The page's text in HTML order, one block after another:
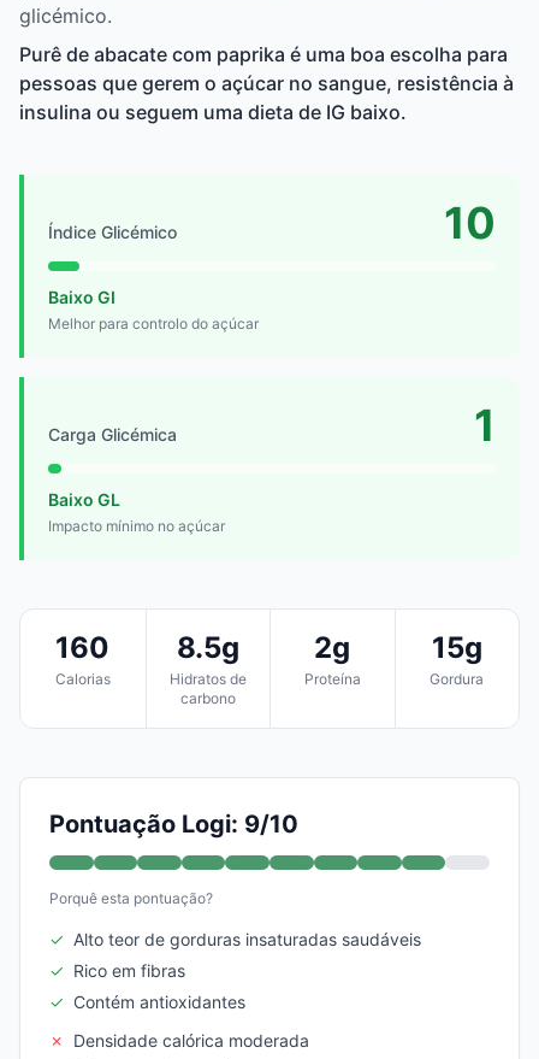
glicémico.
Purê de abacate com paprika é uma boa escolha para
pessoas que gerem o açúcar no sangue, resistência à
insulina ou seguem uma dieta de IG baixo.
Índice Glicémico 10
Baixo GI
Melhor para controlo do açúcar
Carga Glicémica 1
Baixo GL
Impacto mínimo no açúcar
160
Calorias
8.5g
Hidratos de
carbono
2g
Proteína
15g
Gordura
Pontuação Logi: 9/10
Porquê esta pontuação?
✓ Alto teor de gorduras insaturadas saudáveis
✓ Rico em fibras
✓ Contém antioxidantes
✗
Densidade calórica moderada